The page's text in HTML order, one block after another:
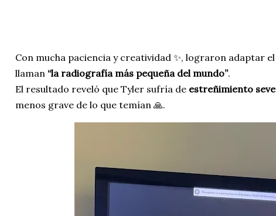
Con mucha paciencia y creatividad ✨, lograron adaptar
llaman “la radiografía más pequeña del mundo”.
El resultado reveló que Tyler sufría de estreñimiento
menos grave de lo que temían 🙏.